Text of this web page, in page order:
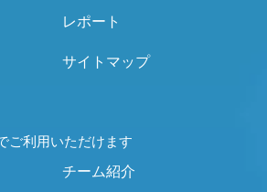
レポート
サイトマップ
ご利用いただけます
チーム紹介